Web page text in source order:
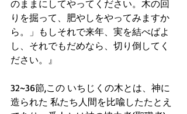
のままにしてやってください。木の回
りを掘って、肥やしをやってみますか
ら。」もしそれで来年、実を結べばよ
し、それでもだめなら、切り倒してく
ださい。』
32~36節,この いちじくの木とは、神に
造られた 私たち人間を比喩したたとえ